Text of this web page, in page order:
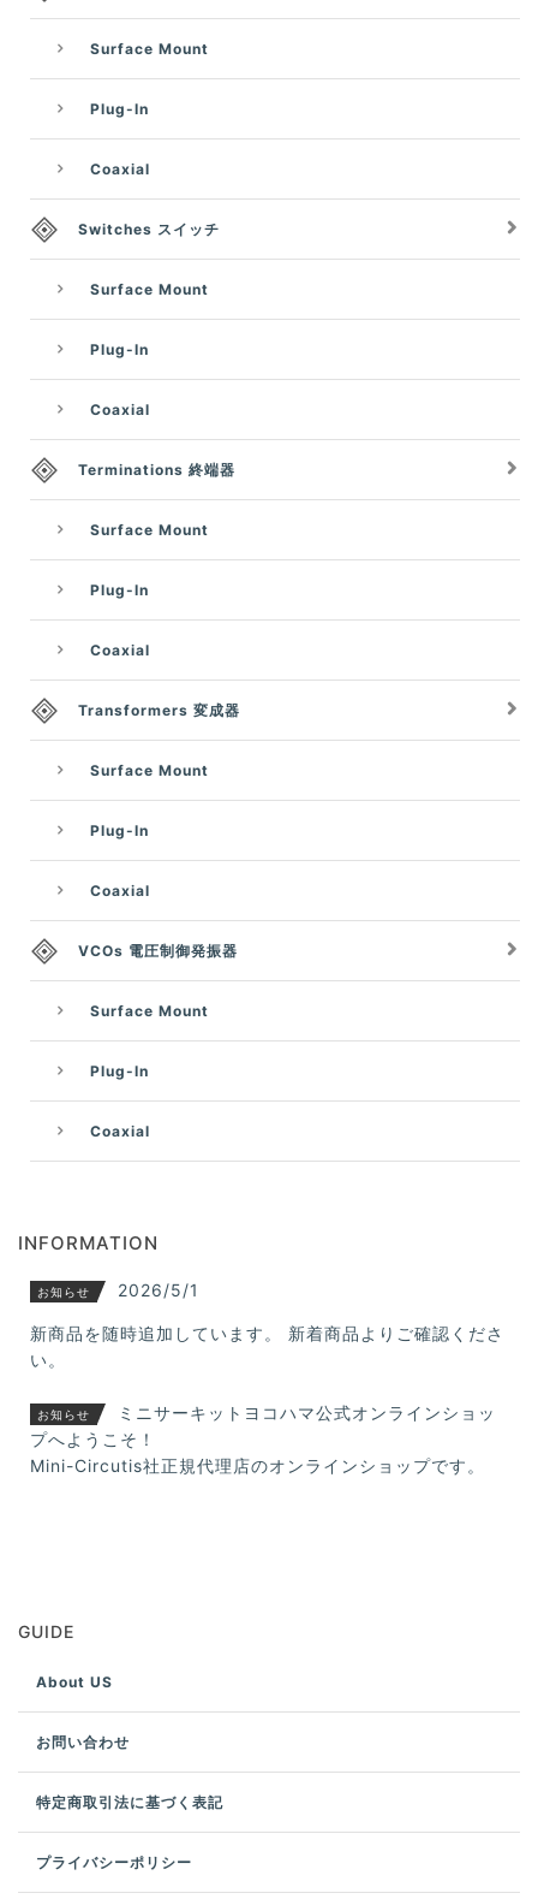
Surface Mount
Plug-In
Coaxial
Switches スイッチ
Surface Mount
Plug-In
Coaxial
Terminations 終端器
Surface Mount
Plug-In
Coaxial
Transformers 変成器
Surface Mount
Plug-In
Coaxial
VCOs 電圧制御発振器
Surface Mount
Plug-In
Coaxial
INFORMATION
お知らせ 2026/5/1
新商品を随時追加しています。 新着商品よりご確認くださ
い。
お知らせ
ミニサーキットヨコハマ公式オンラインショッ
プへようこそ！
Mini-Circutis社正規代理店のオンラインショップです。
GUIDE
About US
お問い合わせ
特定商取引法に基づく表記
プライバシーポリシー